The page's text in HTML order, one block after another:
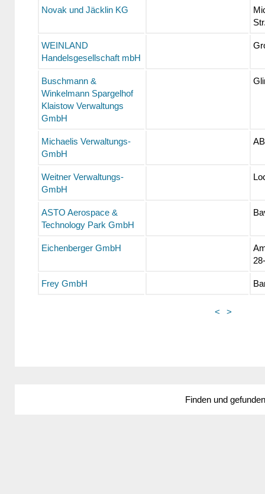
Novak und Jäcklin KG
WEINLAND
Handelsgesellschaft mbH
Buschmann &
Winkelmann Spargelhof
Klaistow Verwaltungs
GmbH
Michaelis Verwaltungs-
GmbH
Weitner Verwaltungs-
GmbH
ASTO Aerospace &
Technology Park GmbH
Eichenberger GmbH
Frey GmbH
< >
Finden und